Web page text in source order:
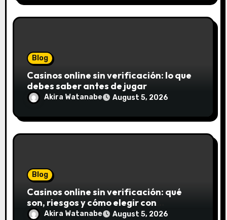
Blog
Casinos online sin verificación: lo que
debes saber antes de jugar
Akira Watanabe August 5, 2026
Blog
Casinos online sin verificación: qué
son, riesgos y cómo elegir con
seguridad
Akira Watanabe August 5, 2026